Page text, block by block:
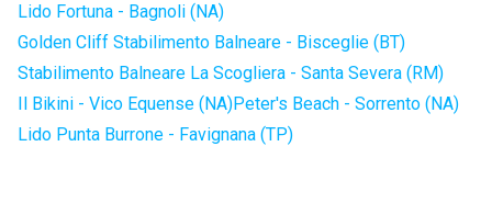
Lido Fortuna - Bagnoli (NA)
Golden Cliff Stabilimento Balneare - Bisceglie (BT)
Stabilimento Balneare La Scogliera - Santa Severa (RM)
Il Bikini - Vico Equense (NA)Peter's Beach - Sorrento (NA)
Lido Punta Burrone - Favignana (TP)